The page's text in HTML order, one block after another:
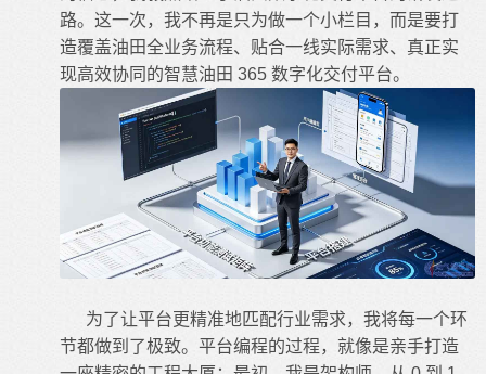
路。这一次，我不再是只为做一个小栏目，而是要打
造覆盖油田全业务流程、贴合一线实际需求、真正实
现高效协同的智慧油田 365 数字化交付平台。
为了让平台更精准地匹配行业需求，我将每一个环
节都做到了极致。平台编程的过程，就像是亲手打造